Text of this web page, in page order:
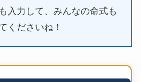
入力して、みんなの命式も
くださいね！